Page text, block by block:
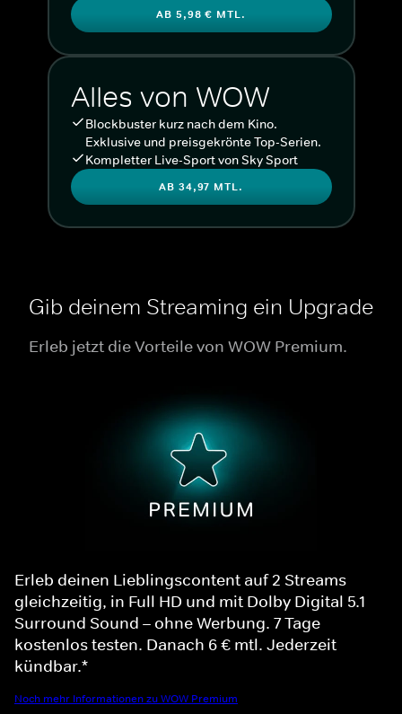
AB 5,98 € MTL.
Alles von WOW
Blockbuster kurz nach dem Kino.
Exklusive und preisgekrönte Top-Serien.
Kompletter Live-Sport von Sky Sport
AB 34,97 MTL.
Gib deinem Streaming ein Upgrade
Erleb jetzt die Vorteile von WOW Premium.
Erleb deinen Lieblingscontent auf 2 Streams
gleichzeitig, in Full HD und mit Dolby Digital 5.1
Surround Sound – ohne Werbung. 7 Tage
kostenlos testen. Danach 6 € mtl. Jederzeit
kündbar.*
Noch mehr Informationen zu WOW Premium